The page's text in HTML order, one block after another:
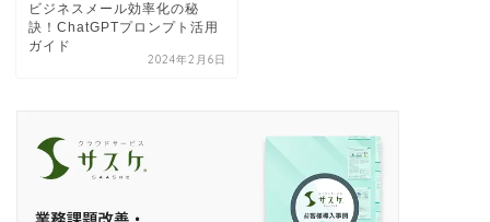
ビジネスメール効率化の秘
訣！ChatGPTプロンプト活用
ガイド
2024年2月6日